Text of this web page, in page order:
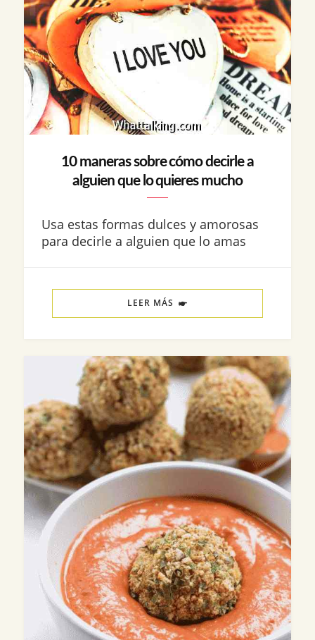
10 maneras sobre cómo decirle a
alguien que lo quieres mucho
Usa estas formas dulces y amorosas
para decirle a alguien que lo amas
LEER MÁS